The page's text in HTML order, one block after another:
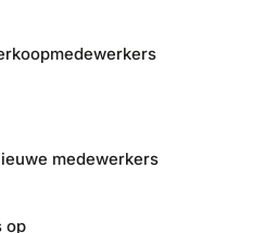
medewerkers
op